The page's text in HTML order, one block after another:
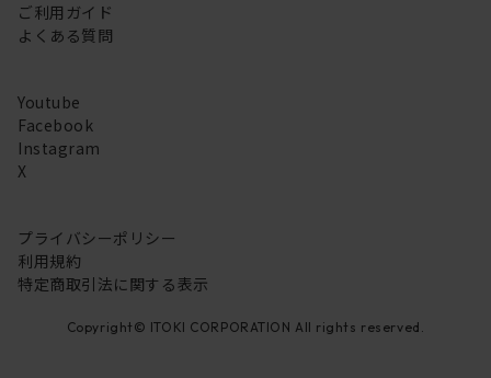
ご利用ガイド
よくある質問
Youtube
Facebook
Instagram
X
プライバシーポリシー
利用規約
特定商取引法に関する表示
Copyright© ITOKI CORPORATION All rights reserved.